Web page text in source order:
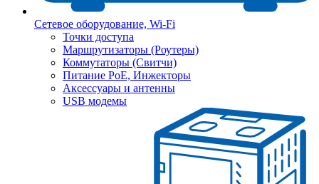
Сетевое оборудование, Wi-Fi
Точки доступа
Маршрутизаторы (Роутеры)
Коммутаторы (Свитчи)
Питание PoE, Инжекторы
Аксессуары и антенны
USB модемы